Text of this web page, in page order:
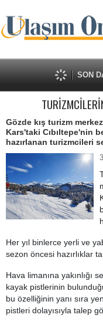
SON
Gözde kış turizm
Kars'taki Cıbıltepe'nin
hazırlanan turizmcileri
Her yıl binlerce yerli ve
sezon öncesi hazırlıklar
Hava limanına yakınlığı
kayak pistlerinin
bu özelliğinin yanı sıra
pistleri dolayısıyla talep